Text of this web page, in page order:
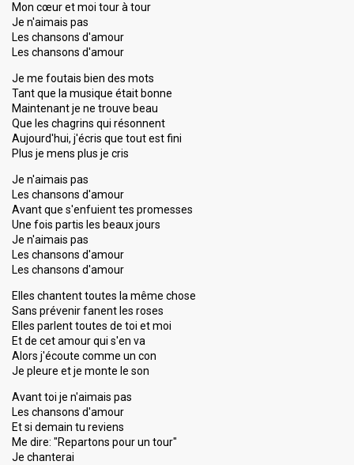
Mon cœur et moi tour à tour
Je n'aimais pas
Les chansons d'amour
Les chansons d'amour
Je me foutais bien des mots
Tant que la musique était bonne
Maintenant je ne trouve beau
Que les chagrins qui résonnent
Aujourd'hui, j'écris que tout est fini
Plus je mens plus je cris
Je n'aimais pas
Les chansons d'amour
Avant que s'enfuient tes promesses
Une fois partis les beaux jours
Je n'aimais pas
Les chansons d'amour
Les chansons d'amour
Elles chantent toutes la même chose
Sans prévenir fanent les roses
Elles parlent toutes de toi et moi
Et de cet amour qui s'en va
Alors j'écoute comme un con
Je pleure et je monte le son
Avant toi je n'aimais pas
Les chansons d'amour
Et si demain tu reviens
Me dire: "Repartons pour un tour"
Je chanterai